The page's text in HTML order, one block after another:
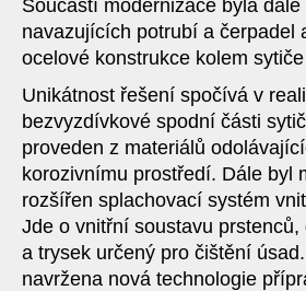
Součástí modernizace byla dále
navazujících potrubí a čerpadel
ocelové konstrukce kolem
Unikátnost řešení spočívá v
bezvyzdívkové spodní části
proveden z materiálů
korozivnímu prostředí. Dále byl
rozšířen splachovací systém
Jde o vnitřní soustavu
a trysek určený pro čištění
navržena nová technologie